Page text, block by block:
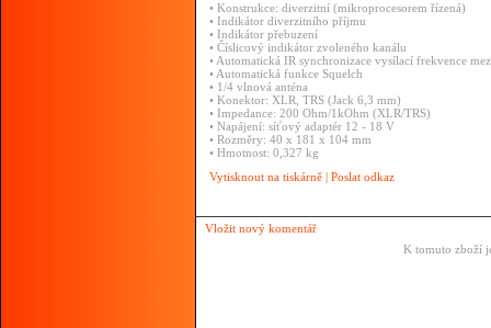
• Konstrukce: diverzitní (mikroprocesorem řízená)
• Indikátor diverzitního příjmu
• Indikátor přebuzení
• Číslicový indikátor zvoleného kanálu
• Automatická IR synchronizace vysílací frekvence
• Automatická funkce Squelch
• 1/4 vlnová anténa
• Konektor: XLR, TRS (Jack 6,3 mm)
• Impedance: 200 Ohm/1kOhm (XLR/TRS)
• Napájení: síťový adaptér 12 - 18 V
• Rozměry: 40 x 181 x 104 mm
• Hmotnost: 0,327 kg
Vytisknout na tiskárně | Poslat odkaz
Vložit nový komentář
K tomuto zboží